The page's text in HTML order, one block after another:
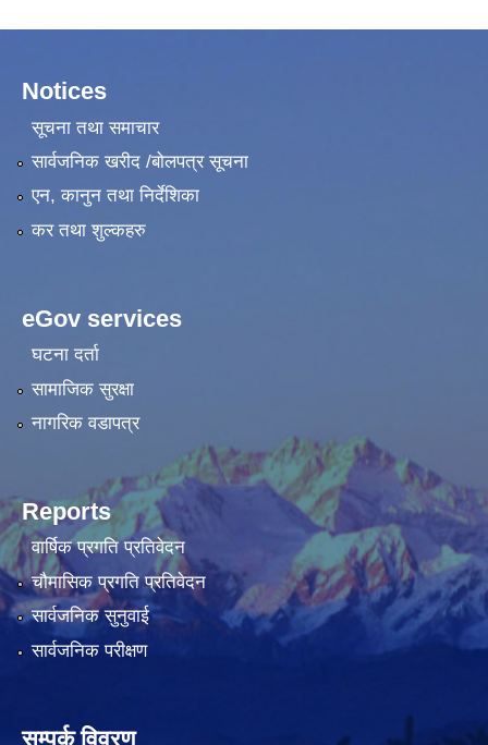
Notices
सूचना तथा समाचार
सार्वजनिक खरीद /बोलपत्र सूचना
एन, कानुन तथा निर्देशिका
कर तथा शुल्कहरु
eGov services
घटना दर्ता
सामाजिक सुरक्षा
नागरिक वडापत्र
Reports
वार्षिक प्रगति प्रतिवेदन
चौमासिक प्रगति प्रतिवेदन
सार्वजनिक सुनुवाई
सार्वजनिक परीक्षण
सम्पर्क विवरण